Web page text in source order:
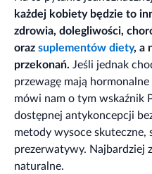
każdej kobiety będzie to
zdrowia, dolegliwości,
oraz suplementów diety, a
przekonań. Jeśli jednak
przewagę mają
mówi nam o tym wskaźnik
dostępnej antykoncepcji
metody wysoce skuteczne,
prezerwatywy. Najbardziej
naturalne.